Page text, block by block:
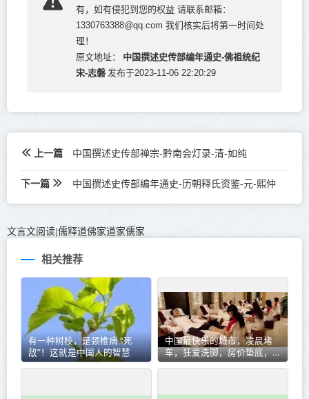
有，如有侵犯到您的权益 请联系邮箱：
1330763388@qq.com 我们核实后将第一时间处
理！
原文地址：
中国撰述史传部编年通史-佛祖统纪
宋-志磐 发布于2023-11-06 22:20:29
上一篇 中国撰述史传部禅宗-黔南会灯录-清-如纯
下一篇 中国撰述史传部编年通史-历朝释氏资鉴-元-熙仲
文言文阅读|儒释道佛家道家儒家
相关推荐
有一种树枝，是颈椎病 “死
敌”！这就是中国人的智慧
中国最快乐的城市，凌晨堵
车，狂爱洗脚，房价垫底，拒
绝“有钱人”，月薪5000活出